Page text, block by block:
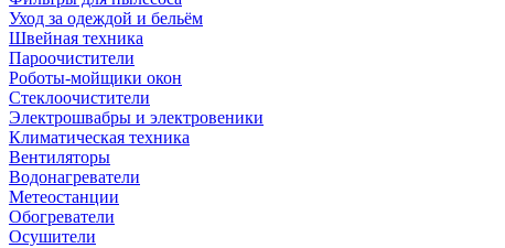
Уход за одеждой и бельём
Швейная техника
Пароочистители
Роботы-мойщики окон
Стеклоочистители
Электрошвабры и электровеники
Климатическая техника
Вентиляторы
Водонагреватели
Метеостанции
Обогреватели
Осушители